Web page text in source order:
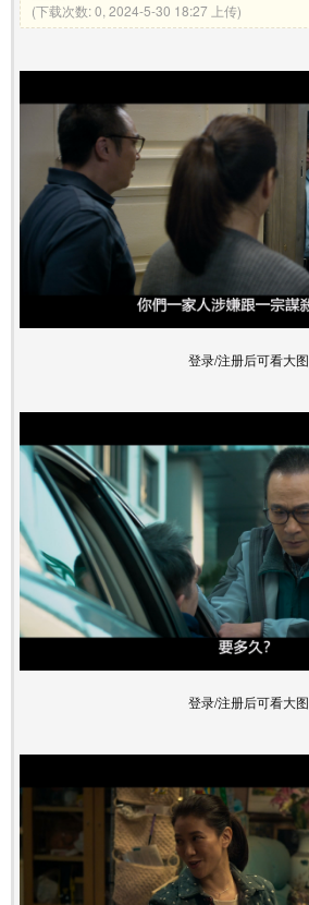
(下载次数: 0, 2024-5-30 18:27 上传)
登录/注册后可看大图
登录/注册后可看大图